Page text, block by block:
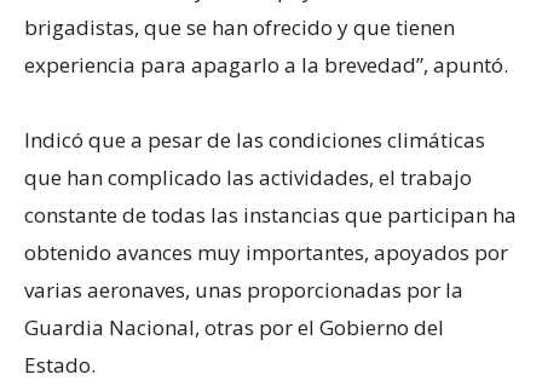
brigadistas, que se han ofrecido y que tienen
experiencia para apagarlo a la brevedad”, apuntó.
Indicó que a pesar de las condiciones climáticas
que han complicado las actividades, el trabajo
constante de todas las instancias que participan ha
obtenido avances muy importantes, apoyados por
varias aeronaves, unas proporcionadas por la
Guardia Nacional, otras por el Gobierno del
Estado.